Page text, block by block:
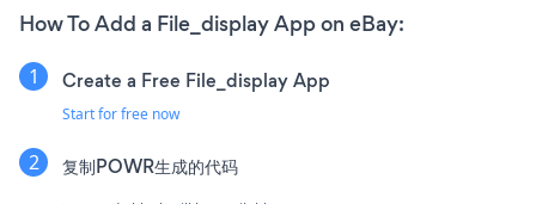
How To Add a File_display App on eBay:
Create a Free File_display App
Start for free now
复制POWR生成的代码